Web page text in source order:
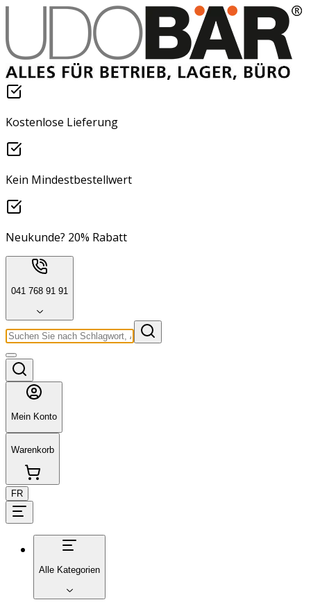
Kostenlose Lieferung
Kein Mindestbestellwert
Neukunde? 20% Rabatt
041 768 91 91
Mein Konto
Warenkorb
FR
Alle Kategorien